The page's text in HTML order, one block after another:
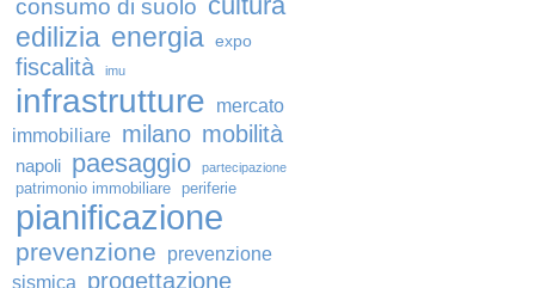
consumo di suolo
edilizia energia expo
fiscalità imu
infrastrutture
mercato
immobiliare milano mobilità
napoli paesaggio partecipazione
patrimonio immobiliare periferie
pianificazione
prevenzione
prevenzione
sismica
progettazione